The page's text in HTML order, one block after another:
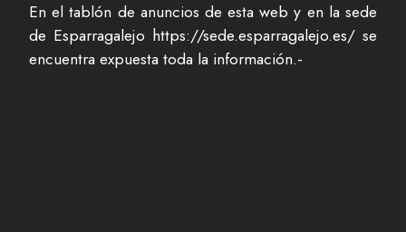
En el tablón de anuncios de esta web y en la sede
de Esparragalejo https://sede.esparragalejo.es/ se
encuentra expuesta toda la información.-